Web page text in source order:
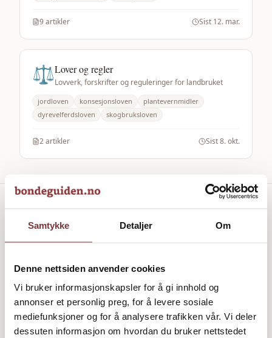
Samtykke Detaljer Om
Denne nettsiden anvender cookies
Vi bruker informasjonskapsler for å gi innhold og
annonser et personlig preg, for å levere sosiale
mediefunksjoner og for å analysere trafikken vår. Vi deler
dessuten informasjon om hvordan du bruker nettstedet
9artikler Sist 12. mar.
⚖️Lover og regler
Lovverk, forskrifter og reguleringer for landbruket
jordloven konsesjonsloven
plantevernmidler
dyrevelferdsloven
skogbruksloven
2artikler Sist8. okt.
Populære emner
dyrevelferd 18 portrettintervju 12
presisjonsjordbruk 11 direktesalg 11
landbruk bærekraftig jordbruk